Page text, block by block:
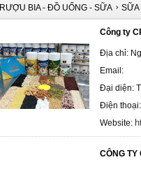
RƯỢU BIA - ĐỒ UỐNG - SỮA› SỮA
Công ty
Địa chỉ:
Email:
Đại diện:
Điện
Website:
CÔNG TY